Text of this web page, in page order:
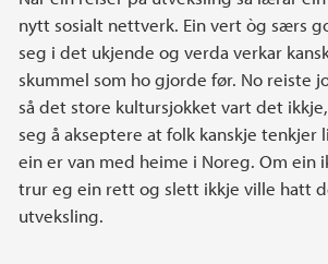
nytt sosialt nettverk. Ein vert òg særs
seg i det ukjende og verda verkar
skummel som ho gjorde før. No reiste
så det store kultursjokket vart det
seg å akseptere at folk kanskje tenkjer
ein er van med heime i Noreg. Om ein
trur eg ein rett og slett ikkje ville hatt
utveksling.